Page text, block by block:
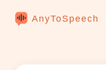
AnyToSpeech